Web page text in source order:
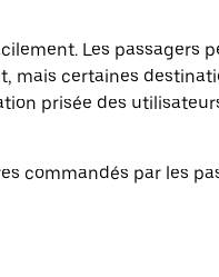
Les passagers
mais certaines
prisée des
commandés par les